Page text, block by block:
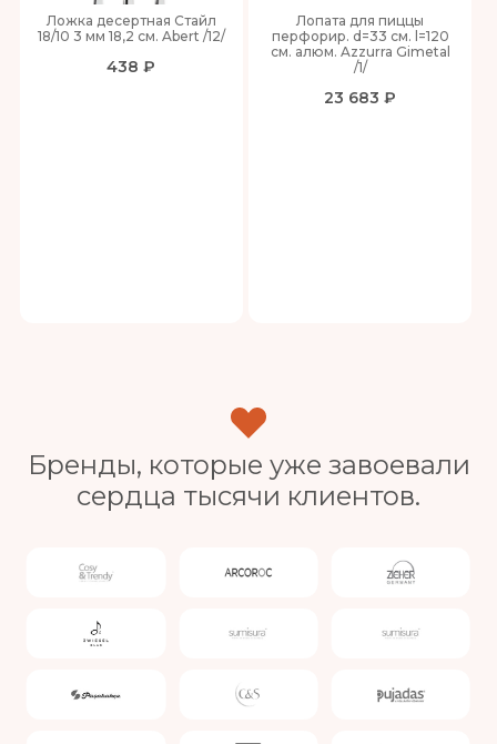
Ложка десертная Стайл
18/10 3 мм 18,2 см. Abert /12/
438 ₽
Лопата для пиццы
перфорир. d=33 см. l=120
см. алюм. Azzurra Gimetal
/1/
23 683 ₽
Бренды, которые уже завоевали
сердца тысячи клиентов.